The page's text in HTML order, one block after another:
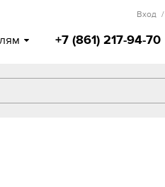
+7 (861) 217-94-70
Вход /